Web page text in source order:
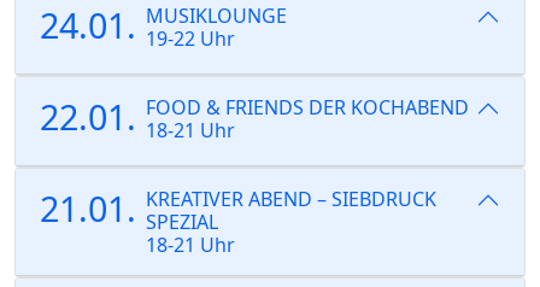
24.01. MUSIKLOUNGE
19-22 Uhr
22.01. FOOD & FRIENDS DER KOCHABEND
18-21 Uhr
21.01. KREATIVER ABEND – SIEBDRUCK
SPEZIAL
18-21 Uhr